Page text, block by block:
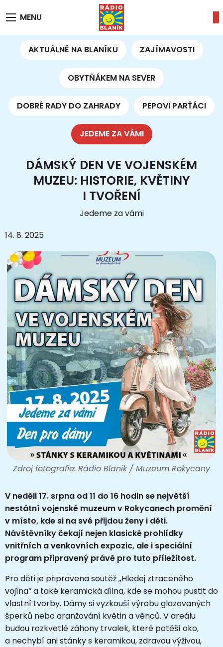
MENU
AKTUÁLNĚ NA BLANÍKU ZAJÍMAVOSTI
OBYTŇÁKEM NA SEVER
DOBRÉ RADY DO ZAHRADY PEPOVI PARŤÁCI
JEDEME ZA VÁMI
DÁMSKÝ DEN VE VOJENSKÉM
MUZEU: HISTORIE, KVĚTINY
I TVOŘENÍ
Jedeme za vámi
14. 8. 2025
Zdroj fotografie: Rádio Blaník / Muzeum Rokycany
V neděli 17. srpna od 11 do 16 hodin se největší
nestátní vojenské muzeum v Rokycanech promění
v místo, kde si na své přijdou ženy i děti.
Návštěvníky čekají nejen klasické prohlídky
vnitřních a venkovních expozic, ale i speciální
program připravený právě pro tuto příležitost.
Pro děti je připravena soutěž „Hledej ztraceného
vojína“ a také keramická dílna, kde se mohou pustit do
vlastní tvorby. Dámy si vyzkouší výrobu glazovaných
šperků nebo aranžování květin a věnců. V areálu
budou rozkvetlé záhony trvalek, které potěší oko,
a nechybí ani stánky s keramikou, zdravou výživou,